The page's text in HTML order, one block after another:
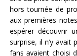
hors tournée de
aux premières
espérer découvrir
surprise, il n’y avait
fans avaient choisi